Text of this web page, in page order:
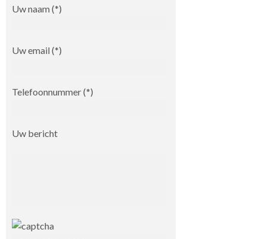
Uw naam (*)
Uw email (*)
Telefoonnummer (*)
Uw bericht